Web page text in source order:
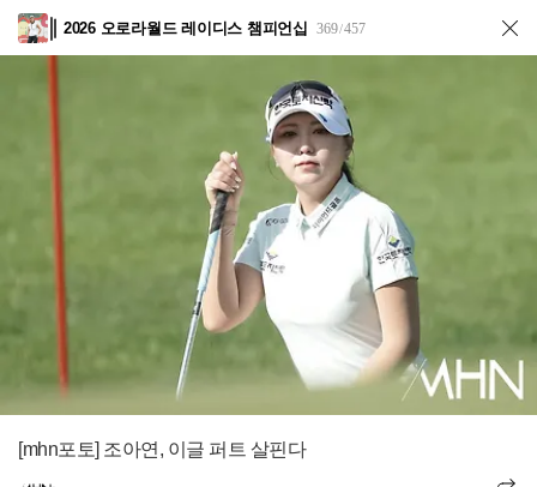
2026 오로라월드 레이디스 챔피언십 369/457
[mhn포토] 조아연, 이글 퍼트 살핀다